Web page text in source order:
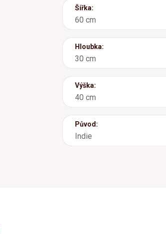
Šířka:
60 cm
Hloubka:
30 cm
Výška:
40 cm
Původ:
Indie